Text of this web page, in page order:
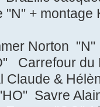
"N" + montage
Norton
Carrefour du
Claude &
Savre